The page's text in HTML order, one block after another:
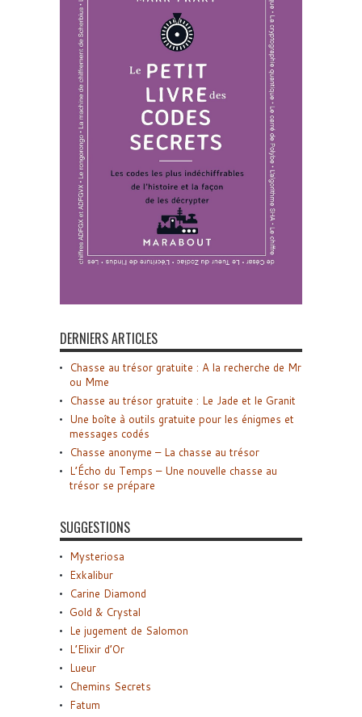
DERNIERS ARTICLES
Chasse au trésor gratuite : A la recherche de Mr
ou Mme
Chasse au trésor gratuite : Le Jade et le Granit
Une boîte à outils gratuite pour les énigmes et
messages codés
Chasse anonyme – La chasse au trésor
L’Écho du Temps – Une nouvelle chasse au
trésor se prépare
SUGGESTIONS
Mysteriosa
Exkalibur
Carine Diamond
Gold & Crystal
Le jugement de Salomon
L’Elixir d’Or
Lueur
Chemins Secrets
Fatum